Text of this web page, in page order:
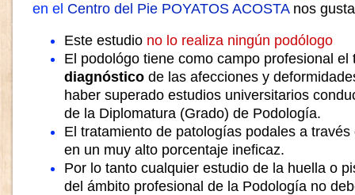
en el Centro del Pie POYATOS ACOSTA nos
Este estudio no lo realiza ningún podólogo
El podológo tiene como campo profesional el
diagnóstico de las afecciones y
haber superado estudios universitarios
de la Diplomatura (Grado) de Podología.
El tratamiento de patologías podales a
en un muy alto porcentaje ineficaz.
Por lo tanto cualquier estudio de la huella o
del ámbito profesional de la Podología no